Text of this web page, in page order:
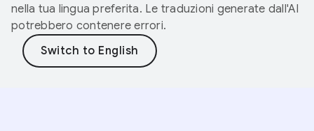
nella tua lingua preferita. Le traduzioni generate dall'AI
potrebbero contenere errori.